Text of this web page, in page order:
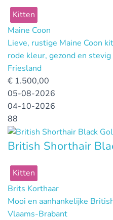
Kitten
Maine Coon
Lieve, rustige Maine Coon
rode kleur, gezond en
Friesland
€ 1.500,00
05-08-2026
04-10-2026
88
British Shorthair
Kitten
Brits Korthaar
Mooi en aanhankelijke
Vlaams-Brabant